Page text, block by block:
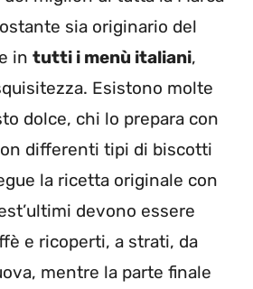
sia originario del
in tutti i menù italiani,
Esistono molte
dolce, chi lo prepara con
differenti tipi di biscotti
la ricetta originale con
devono essere
e ricoperti, a strati, da
mentre la parte finale